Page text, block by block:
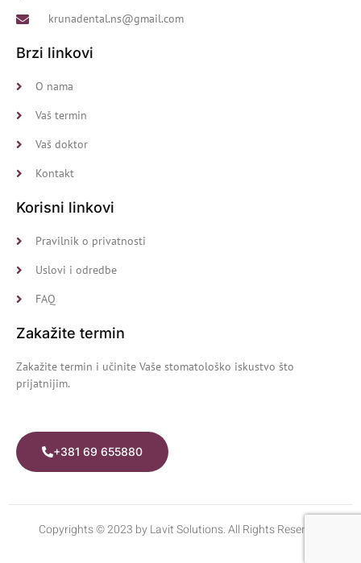
krunadental.ns@gmail.com
Brzi linkovi
O nama
Vaš termin
Vaš doktor
Kontakt
Korisni linkovi
Pravilnik o privatnosti
Uslovi i odredbe
FAQ
Zakažite termin
Zakažite termin i učinite Vaše stomatološko iskustvo što
prijatnijim.
+381 69 655880
Copyrights © 2023 by Lavit Solutions. All Rights Reserved